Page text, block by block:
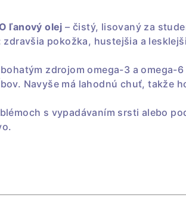
ľanový olej – čistý, lisovaný za
pokožka, hustejšia a
zdrojom omega-3 a
Navyše má lahodnú chuť, takže
s vypadávaním srsti alebo